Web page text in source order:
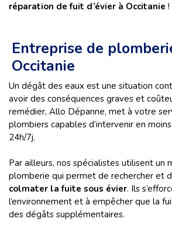
réparation de fuit d’évier à Occitanie !
Entreprise de
Occitanie
Un dégât des eaux est une situation
avoir des conséquences graves et
remédier, Allo Dépanne, met à votre
plombiers capables d’intervenir en
24h/7j.
Par ailleurs, nos spécialistes utilisent un
plomberie qui permet de rechercher et
colmater la fuite sous évier. Ils
l’environnement et à empêcher que la
des dégâts supplémentaires.